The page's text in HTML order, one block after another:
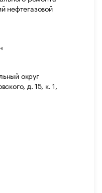
нефтегазовой
округ
д. 15, к. 1,